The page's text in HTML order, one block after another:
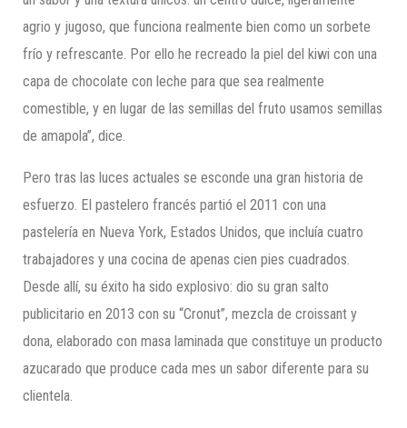
agrio y jugoso, que funciona realmente bien como un sorbete
frío y refrescante. Por ello he recreado la piel del kiwi con una
capa de chocolate con leche para que sea realmente
comestible, y en lugar de las semillas del fruto usamos semillas
de amapola”, dice.
Pero tras las luces actuales se esconde una gran historia de
esfuerzo. El pastelero francés partió el 2011 con una
pastelería en Nueva York, Estados Unidos, que incluía cuatro
trabajadores y una cocina de apenas cien pies cuadrados.
Desde allí, su éxito ha sido explosivo: dio su gran salto
publicitario en 2013 con su “Cronut”, mezcla de croissant y
dona, elaborado con masa laminada que constituye un producto
azucarado que produce cada mes un sabor diferente para su
clientela.